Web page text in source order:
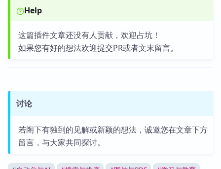
Help
这篇插件文章还没有人贡献，欢迎占坑！
如果您有好的想法欢迎提交PR或者文末留言。
讨论
若阁下有独到的见解或新颖的想法，诚邀您在文章下方
留言，与大家共同探讨。